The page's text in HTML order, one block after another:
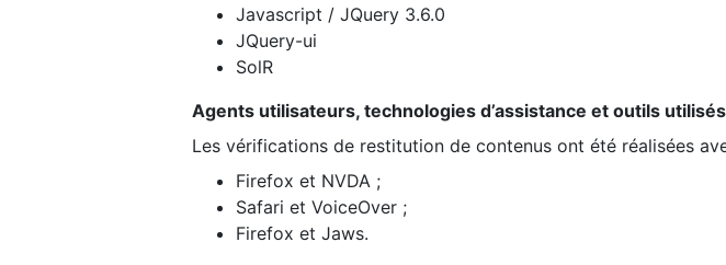
Javascript / JQuery 3.6.0
JQuery-ui
SolR
Agents utilisateurs, technologies d’assistance et outils
Les vérifications de restitution de contenus ont été réalisées
Firefox et NVDA ;
Safari et VoiceOver ;
Firefox et Jaws.